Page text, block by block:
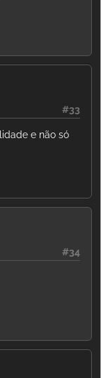
#33
e não só
#34